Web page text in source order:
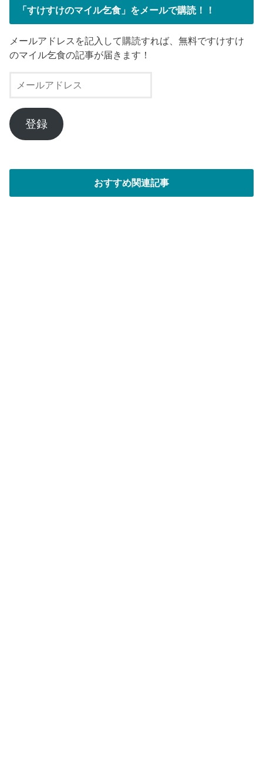
「すけすけのマイル乞食」をメールで購読！！
メールアドレスを記入して購読すれば、無料ですけすけ
のマイル乞食の記事が届きます！
ー
ル
ア
ド
登録
おすすめ関連記事